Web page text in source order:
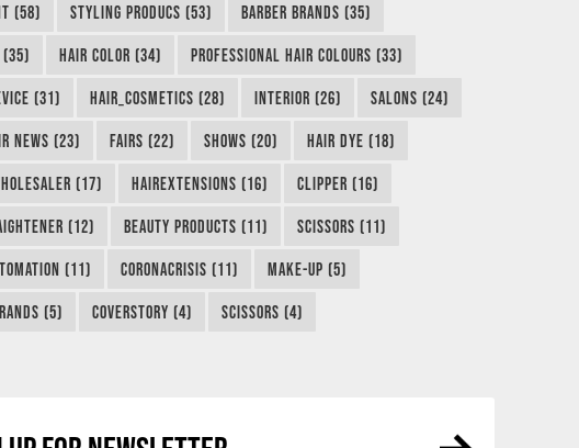
(58) STYLING PRODUCS (53) BARBER BRANDS (35)
(35) HAIR COLOR (34) PROFESSIONAL HAIR COLOURS (33)
(31) HAIR_COSMETICS (28) INTERIOR (26) SALONS (24)
NEWS (23) FAIRS (22) SHOWS (20) HAIR DYE (18)
(17) HAIREXTENSIONS (16) CLIPPER (16)
(12) BEAUTY PRODUCTS (11) SCISSORS (11)
(11) CORONACRISIS (11) MAKE-UP (5)
(5) COVERSTORY (4) SCISSORS (4)